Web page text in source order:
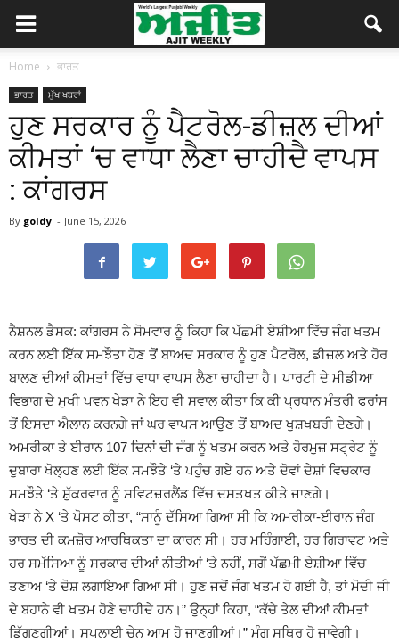
Home ਭਾਰਤ
ਭਾਰਤ ਮੁੱਖ ਖਬਰਾਂ
ਹੁਣ ਸਰਕਾਰ ਨੂੰ ਪੈਟਰੋਲ-ਡੀਜ਼ਲ ਦੀਆਂ
ਕੀਮਤਾਂ ‘ਚ ਵਾਧਾ ਲੈਣਾ ਚਾਹੀਦੈ ਵਾਪਸ
: ਕਾਂਗਰਸ
By goldy - June 15, 2026
ਨੈਸ਼ਨਲ ਡੈਸਕ: ਕਾਂਗਰਸ ਨੇ ਸੋਮਵਾਰ ਨੂੰ ਕਿਹਾ ਕਿ ਪੱਛਮੀ ਏਸ਼ੀਆ ਵਿੱਚ ਜੰਗ ਖਤਮ
ਕਰਨ ਲਈ ਇੱਕ ਸਮਝੌਤਾ ਹੋਣ ਤੋਂ ਬਾਅਦ ਸਰਕਾਰ ਨੂੰ ਹੁਣ ਪੈਟਰੋਲ, ਡੀਜ਼ਲ ਅਤੇ ਹੋਰ
ਬਾਲਣ ਦੀਆਂ ਕੀਮਤਾਂ ਵਿੱਚ ਵਾਧਾ ਵਾਪਸ ਲੈਣਾ ਚਾਹੀਦਾ ਹੈ। ਪਾਰਟੀ ਦੇ ਮੀਡੀਆ
ਵਿਭਾਗ ਦੇ ਮੁਖੀ ਪਵਨ ਖੇੜਾ ਨੇ ਇਹ ਵੀ ਸਵਾਲ ਕੀਤਾ ਕਿ ਕੀ ਪ੍ਰਧਾਨ ਮੰਤਰੀ ਫਰਾਂਸ
ਤੋਂ ਇਸਦਾ ਐਲਾਨ ਕਰਨਗੇ ਜਾਂ ਘਰ ਵਾਪਸ ਆਉਣ ਤੋਂ ਬਾਅਦ ਖੁਸ਼ਖਬਰੀ ਦੇਣਗੇ।
ਅਮਰੀਕਾ ਤੇ ਈਰਾਨ 107 ਦਿਨਾਂ ਦੀ ਜੰਗ ਨੂੰ ਖਤਮ ਕਰਨ ਅਤੇ ਹੋਰਮੁਜ਼ ਸਟ੍ਰੇਟ ਨੂੰ
ਦੁਬਾਰਾ ਖੋਲ੍ਹਣ ਲਈ ਇੱਕ ਸਮਝੌਤੇ ‘ਤੇ ਪਹੁੰਚ ਗਏ ਹਨ ਅਤੇ ਦੋਵਾਂ ਦੇਸ਼ਾਂ ਵਿਚਕਾਰ
ਸਮਝੌਤੇ ‘ਤੇ ਸ਼ੁੱਕਰਵਾਰ ਨੂੰ ਸਵਿਟਜ਼ਰਲੈਂਡ ਵਿੱਚ ਦਸਤਖਤ ਕੀਤੇ ਜਾਣਗੇ।
ਖੇੜਾ ਨੇ X ‘ਤੇ ਪੋਸਟ ਕੀਤਾ, “ਸਾਨੂੰ ਦੱਸਿਆ ਗਿਆ ਸੀ ਕਿ ਅਮਰੀਕਾ-ਈਰਾਨ ਜੰਗ
ਭਾਰਤ ਦੀ ਕਮਜ਼ੋਰ ਆਰਥਿਕਤਾ ਦਾ ਕਾਰਨ ਸੀ। ਹਰ ਮਹਿੰਗਾਈ, ਹਰ ਗਿਰਾਵਟ ਅਤੇ
ਹਰ ਸਮੱਸਿਆ ਨੂੰ ਸਰਕਾਰ ਦੀਆਂ ਨੀਤੀਆਂ ‘ਤੇ ਨਹੀਂ, ਸਗੋਂ ਪੱਛਮੀ ਏਸ਼ੀਆ ਵਿੱਚ
ਤਣਾਅ ‘ਤੇ ਦੋਸ਼ ਲਗਾਇਆ ਗਿਆ ਸੀ। ਹੁਣ ਜਦੋਂ ਜੰਗ ਖਤਮ ਹੋ ਗਈ ਹੈ, ਤਾਂ ਮੋਦੀ ਜੀ
ਦੇ ਬਹਾਨੇ ਵੀ ਖਤਮ ਹੋਣੇ ਚਾਹੀਦੇ ਹਨ।” ਉਨ੍ਹਾਂ ਕਿਹਾ, “ਕੱਚੇ ਤੇਲ ਦੀਆਂ ਕੀਮਤਾਂ
ਡਿੱਗਣਗੀਆਂ। ਸਪਲਾਈ ਚੇਨ ਆਮ ਹੋ ਜਾਣਗੀਆਂ।” ਮੰਗ ਸਥਿਰ ਹੋ ਜਾਵੇਗੀ।